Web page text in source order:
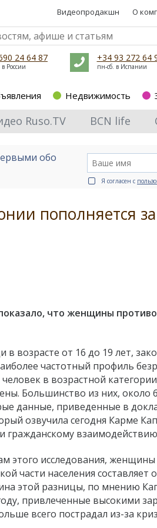
Видеопродакшн О
24 64 87
России
+34 93 272 64
пн-сб. в Испании
Недвижимость
Ruso.TV BCN life
обо
Я согласен с
пополняется
что женщины
в возрасте от 16 до 19 лет,
частотный профиль
в возрастной
Большинство из них, около
данные, приведенные в
озвучила сегодня Карме
гражданскому
этого исследования,
части населения составляет
этой разницы, по мнению
привлеченные высокими
всего пострадал из-за